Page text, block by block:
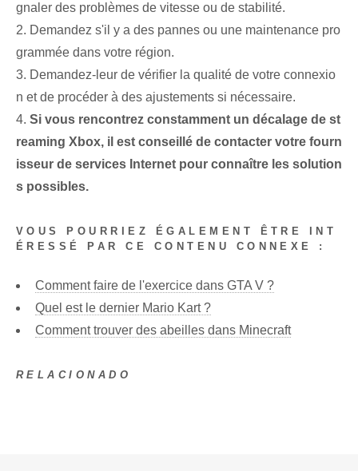
gnaler des problèmes de vitesse ou de stabilité.
2. Demandez s'il y a des pannes ou une maintenance pro
grammée dans votre région.
3. Demandez-leur de vérifier la qualité de votre connexio
n et de procéder à des ajustements si nécessaire.
4. Si vous rencontrez constamment un décalage de st
reaming Xbox, il est conseillé de contacter votre fourn
isseur de services Internet pour connaître les solution
s possibles.
VOUS POURRIEZ ÉGALEMENT ÊTRE INT
ÉRESSÉ PAR CE CONTENU CONNEXE :
Comment faire de l'exercice dans GTA V ?
Quel est le dernier Mario Kart ?
Comment trouver des abeilles dans Minecraft
RELACIONADO